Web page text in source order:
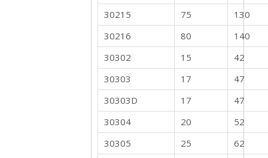
30215
75
130
30216
80
140
30302
15
42
30303
17
47
30303D
17
47
30304
20
52
30305
25
62